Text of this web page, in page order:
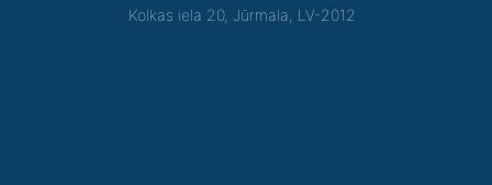
Kolkas iela 20, Jūrmala, LV-2012